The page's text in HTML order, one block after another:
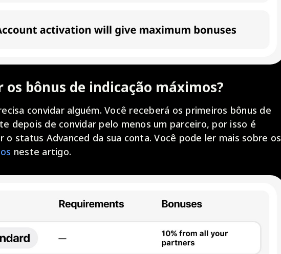
os bônus de indicação máximos?
convidar alguém. Você receberá os primeiros bônus de
depois de convidar pelo menos um parceiro, por isso é
status Advanced da sua conta. Você pode ler mais sobre os
neste artigo.